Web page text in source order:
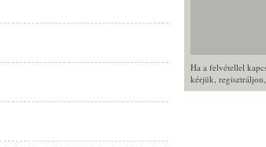
Ha a felvétellel
kérjük, regisztráljon